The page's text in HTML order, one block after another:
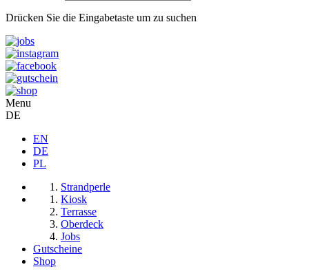
Drücken Sie die Eingabetaste um zu suchen
Menu
DE
EN
DE
PL
Strandperle
Kiosk
Terrasse
Oberdeck
Jobs
Gutscheine
Shop